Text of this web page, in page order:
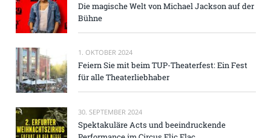
Die magische Welt von Michael Jackson auf der
Bühne
1. OKTOBER 2024
Feiern Sie mit beim TUP-Theaterfest: Ein Fest
für alle Theaterliebhaber
30. SEPTEMBER 2024
Spektakuläre Acts und beeindruckende